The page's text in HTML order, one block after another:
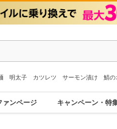
明太子 カツレツ サーモン漬け 鯖の
ァンページ キャンペーン・特